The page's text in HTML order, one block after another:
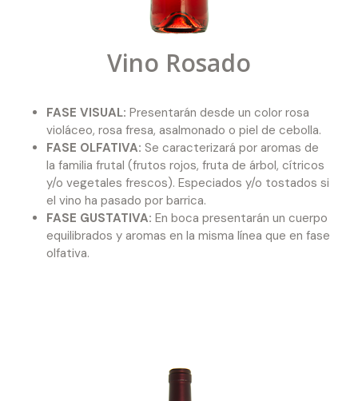
Vino Rosado
FASE VISUAL: Presentarán desde un color rosa
violáceo, rosa fresa, asalmonado o piel de cebolla.
FASE OLFATIVA: Se caracterizará por aromas de
la familia frutal (frutos rojos, fruta de árbol, cítricos
y/o vegetales frescos). Especiados y/o tostados si
el vino ha pasado por barrica.
FASE GUSTATIVA: En boca presentarán un cuerpo
equilibrados y aromas en la misma línea que en fase
olfativa.